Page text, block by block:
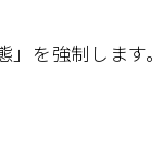
を強制します。